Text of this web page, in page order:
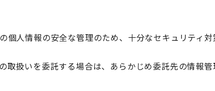
個人情報の安全な管理のため、十分なセキュリティ
取扱いを委託する場合は、あらかじめ委託先の情報